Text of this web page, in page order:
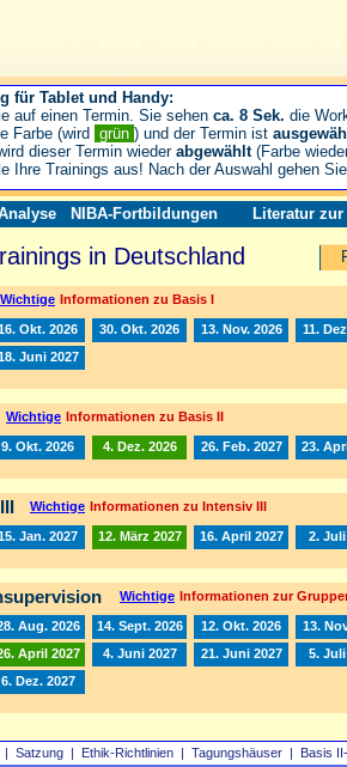
| Satzung | Ethik-Richtlinien | Tagungshäuser | Basis
NIBA-Fortbildungen Literatur zur
in Deutschland
Wichtige Informationen zu Basis I
Okt. 2026 30. Okt. 2026 13. Nov. 2026
11.
Juni 2027
Wichtige Informationen zu Basis II
9. Okt. 2026 4. Dez. 2026 26. Feb. 2027 23.
Wichtige Informationen zu Intensiv III
Jan. 2027 12. März 2027 16. April 2027 2. Juli
Wichtige Informationen zur
Aug. 2026 14. Sept. 2026 12. Okt. 2026
13.
April 2027 4. Juni 2027 21. Juni 2027
5. Juli
6. Dez. 2027
für Tablet und Handy:
auf einen Termin. Sie sehen ca. 8 Sek. die
Farbe (wird grün ) und der Termin ist
dieser Termin wiederabgewählt(Farbe
Ihre Trainings aus! Nach der Auswahl gehen